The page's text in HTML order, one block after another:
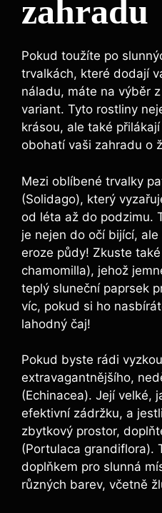
zahradu
Pokud toužíte po
trvalkách, které dodají
náladu, máte na výběr
variant. Tyto rostliny
krásou, ale také
obohatí vaši zahradu o
Mezi oblíbené trvalky
(Solidago), který
od léta až do podzimu.
je nejen do očí bijící,
eroze půdy! Zkuste také
chamomilla), jehož
teplý sluneční paprsek
víc, pokud si ho
lahodný čaj!
Pokud byste rádi
extravagantnějšího,
(Echinacea). Její velké,
efektivní zádržku, a
zbytkový prostor,
(Portulaca grandiflora).
doplňkem pro slunná
různých barev, včetně